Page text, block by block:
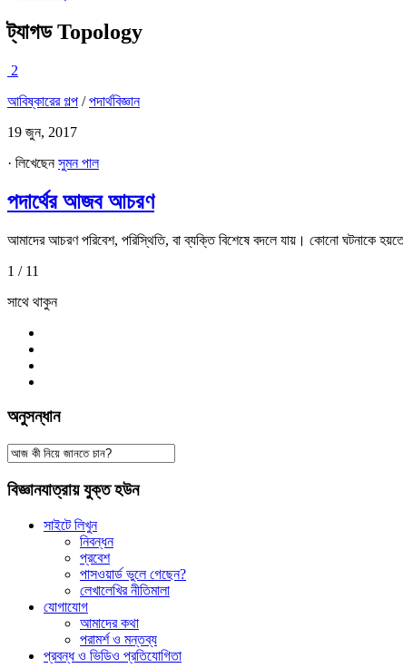
ট্যাগডTopology
2
আবিষ্কারের গল্প /পদার্থবিজ্ঞান
19 জুন, 2017
· লিখেছেনসুমন পাল
পদার্থের আজব আচরণ
আমাদের আচরণ পরিবেশ, পরিস্থিতি, বা ব্যক্তি বিশেষে বদলে যায়। কোনো ঘটনাকে
1 / 11
সাথে থাকুন
অনুসন্ধান
বিজ্ঞানযাত্রায় যুক্ত হউন
সাইটে লিখুন
নিবন্ধন
প্রবেশ
পাসওয়ার্ড ভুলে গেছেন?
লেখালেখির নীতিমালা
যোগাযোগ
আমাদের কথা
পরামর্শ ও মন্তব্য
প্রবন্ধ ও ভিডিও প্রতিযোগিতা